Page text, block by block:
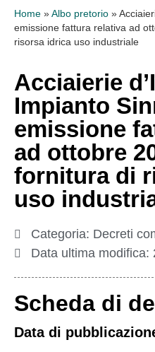
Home » Albo pretorio »
emissione fattura relativa ad
risorsa idrica uso industriale
Acciaierie
Impianto
emissione
ad ottobre
fornitura di
uso
Categoria: Decreti
Data ultima modifica:
Scheda di
Data di